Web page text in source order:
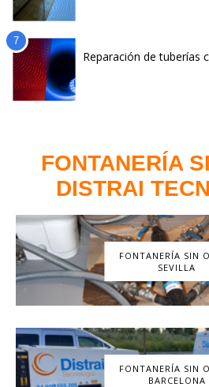
Reparación de tuberías
FONTANERÍA
DISTRAI
FONTANERÍA SIN
SEVILLA
FONTANERÍA SIN
BARCELONA